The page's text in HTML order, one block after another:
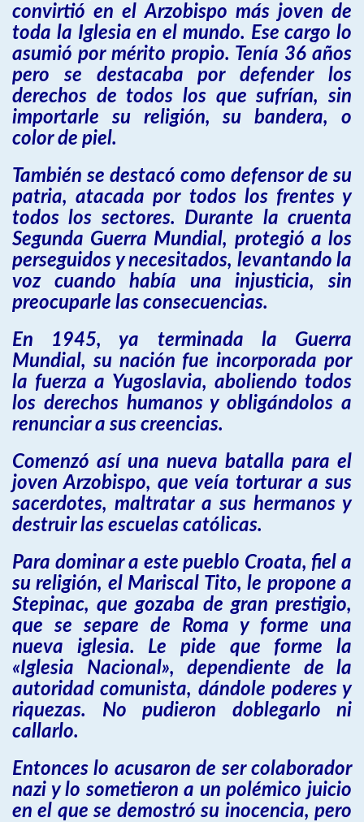
convirtió en el Arzobispo más joven de
toda la Iglesia en el mundo. Ese cargo lo
asumió por mérito propio. Tenía 36 años
pero se destacaba por defender los
derechos de todos los que sufrían, sin
importarle su religión, su bandera, o
color de piel.
También se destacó como defensor de su
patria, atacada por todos los frentes y
todos los sectores. Durante la cruenta
Segunda Guerra Mundial, protegió a los
perseguidos y necesitados, levantando la
voz cuando había una injusticia, sin
preocuparle las consecuencias.
En 1945, ya terminada la Guerra
Mundial, su nación fue incorporada por
la fuerza a Yugoslavia, aboliendo todos
los derechos humanos y obligándolos a
renunciar a sus creencias.
Comenzó así una nueva batalla para el
joven Arzobispo, que veía torturar a sus
sacerdotes, maltratar a sus hermanos y
destruir las escuelas católicas.
Para dominar a este pueblo Croata, fiel a
su religión, el Mariscal Tito, le propone a
Stepinac, que gozaba de gran prestigio,
que se separe de Roma y forme una
nueva iglesia. Le pide que forme la
«Iglesia Nacional», dependiente de la
autoridad comunista, dándole poderes y
riquezas. No pudieron doblegarlo ni
callarlo.
Entonces lo acusaron de ser colaborador
nazi y lo sometieron a un polémico juicio
en el que se demostró su inocencia, pero